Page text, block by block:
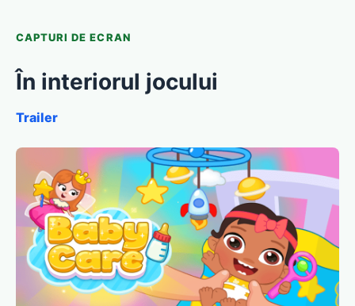
CAPTURI DE ECRAN
În interiorul jocului
Trailer